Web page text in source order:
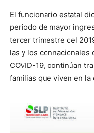
El funcionario estatal
periodo de mayor
tercer trimestre del
las y los connacionales
COVID-19, continúan
familias que viven en la